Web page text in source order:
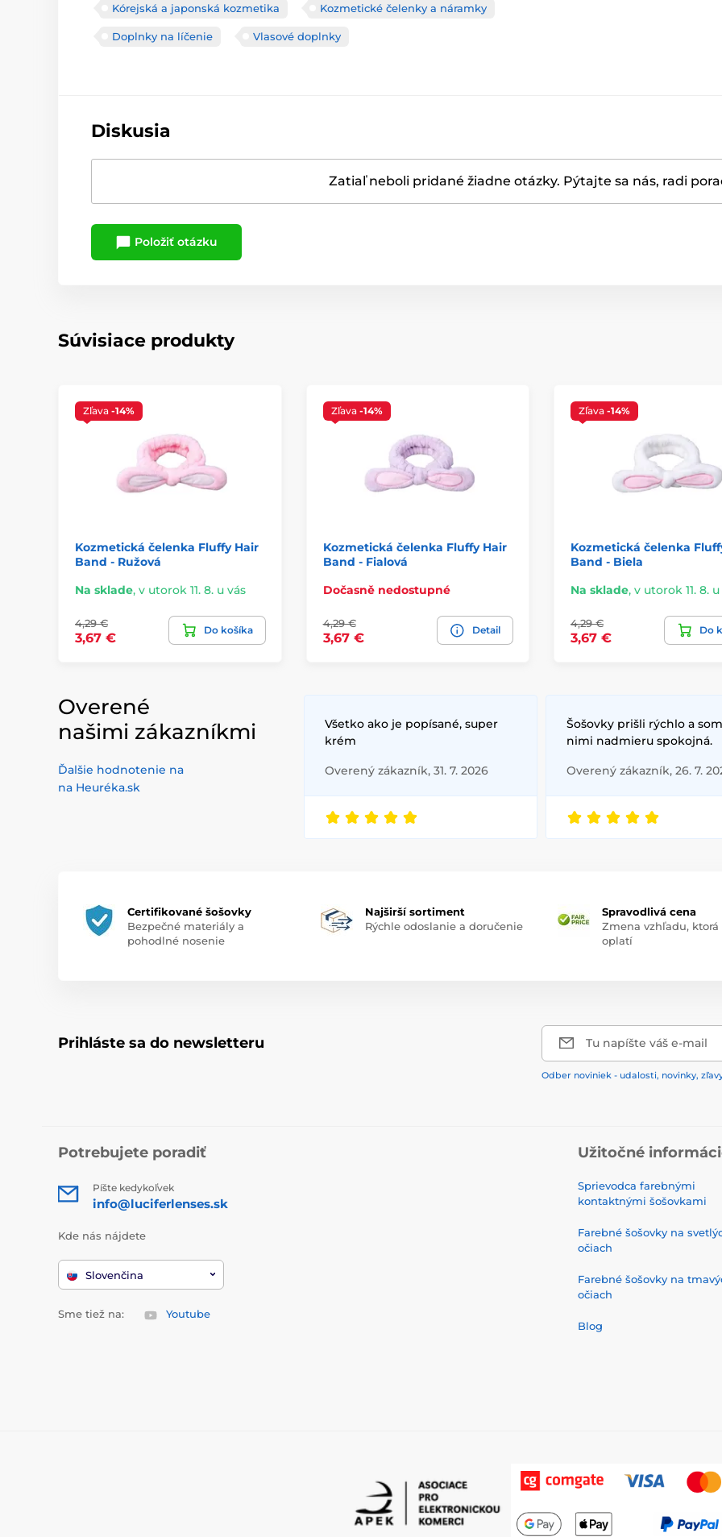
Kórejská a japonská kozmetika Kozmetické čelenky a náramky
Doplnky na líčenie Vlasové doplnky
Diskusia
Zatiaľ neboli pridané žiadne otázky. Pýtajte sa nás, radi
Položiť otázku
Súvisiace produkty
Zľava -14%
Kozmetická čelenka Fluffy Hair
Band - Ružová
Na sklade, v utorok 11. 8. u vás
4,29 €
3,67 €
Do košíka
Zľava -14%
Kozmetická čelenka Fluffy Hair
Band - Fialová
Dočasně nedostupné
4,29 €
3,67 €
Detail
Zľava -14%
Kozmetická čelenka
Band - Biela
Na sklade, v utorok 11. 8.
4,29 €
3,67 €
Do
Overené
našimi zákazníkmi
Ďalšie hodnotenie na
na Heuréka.sk
Všetko ako je popísané, super
krém
Overený zákazník, 31. 7. 2026
Šošovky prišli rýchlo a
nimi nadmieru spokojná.
Overený zákazník, 26. 7.
Certifikované šošovky
Bezpečné materiály a
pohodlné nosenie
Najširší sortiment
Rýchle odoslanie a doručenie
Spravodlivá cena
Zmena vzhľadu, ktorá
oplatí
Prihláste sa do newsletteru Tu napíšte váš e-mail
Odber noviniek - udalosti, novinky,
Potrebujete poradiť
Píšte kedykoľvek
info@luciferlenses.sk
Kde nás nájdete
Slovenčina
Sme tiež na: Youtube
Užitočné
Sprievodca farebnými
kontaktnými šošovkami
Farebné šošovky na
očiach
Farebné šošovky na
očiach
Blog